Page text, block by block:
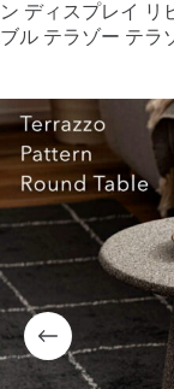
ン ディスプレイ リ
ブル テラゾー テラ